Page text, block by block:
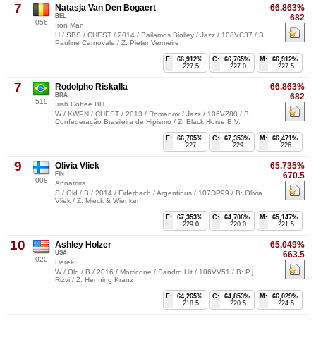
7
056
66.863%
682
Natasja Van Den Bogaert
BEL
Iron Man
H / SBS / CHEST / 2014 / Bailamos Biolley / Jazz / 108VC37 / B:
Pauline Carnovale / Z: Pieter Vermeire
M:
66,912%
227.5
C:
66,765%
227.0
E:
66,912%
227.5
7
519
66.863%
682
Rodolpho Riskalla
BRA
Irish Coffee BH
W / KWPN / CHEST / 2013 / Romanov / Jazz / 106VZ80 / B:
Confederação Brasileira de Hipismo / Z: Black Horse B.V.
M:
66,471%
226
C:
67,353%
229
E:
66,765%
227
9
008
65.735%
670.5
Olivia Vliek
FIN
Annamira
S / Old / B / 2014 / Fiderbach / Argentinus / 107DP99 / B: Olivia
Vliek / Z: Mieck & Wienken
M:
65,147%
221.5
C:
64,706%
220.0
E:
67,353%
229.0
10
020
65.049%
663.5
Ashley Holzer
USA
Derek
W / Old / B / 2016 / Morricone / Sandro Hit / 106VV51 / B: P.j.
Rizvi / Z: Henning Kranz
M:
66,029%
224.5
C:
64,853%
220.5
E:
64,265%
218.5